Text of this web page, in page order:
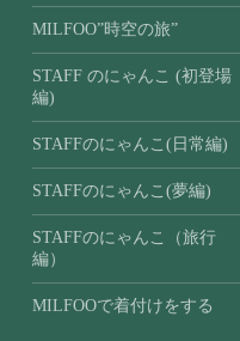
MILFOO”時空の旅”
STAFF のにゃんこ (初登場
編)
STAFFのにゃんこ(日常編)
STAFFのにゃんこ(夢編)
STAFFのにゃんこ（旅行
編）
MILFOOで着付けをする